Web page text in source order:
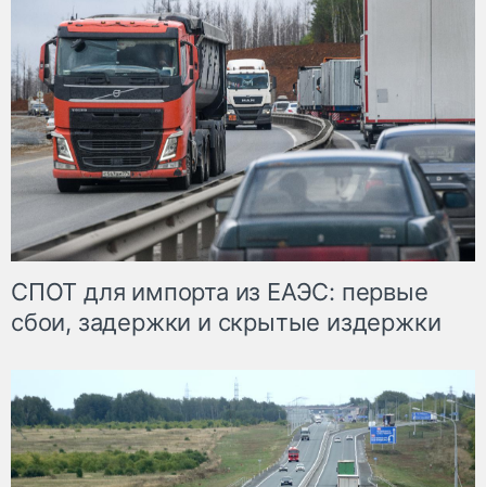
СПОТ для импорта из ЕАЭС: первые
сбои, задержки и скрытые издержки